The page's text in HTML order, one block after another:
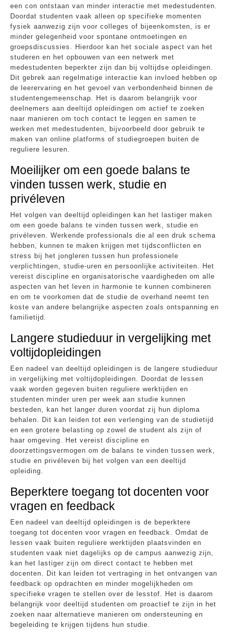
een con ontstaan van minder interactie met medestudenten.
Doordat studenten vaak alleen op specifieke momenten
fysiek aanwezig zijn voor colleges of bijeenkomsten, is er
minder gelegenheid voor spontane ontmoetingen en
groepsdiscussies. Hierdoor kan het sociale aspect van het
studeren en het opbouwen van een netwerk met
medestudenten beperkter zijn dan bij voltijdse opleidingen.
Dit gebrek aan regelmatige interactie kan invloed hebben op
de leerervaring en het gevoel van verbondenheid binnen de
studentengemeenschap. Het is daarom belangrijk voor
deelnemers aan deeltijd opleidingen om actief te zoeken
naar manieren om toch contact te leggen en samen te
werken met medestudenten, bijvoorbeeld door gebruik te
maken van online platforms of studiegroepen buiten de
reguliere lesuren.
Moeilijker om een goede balans te
vinden tussen werk, studie en
privéleven
Het volgen van deeltijd opleidingen kan het lastiger maken
om een goede balans te vinden tussen werk, studie en
privéleven. Werkende professionals die al een druk schema
hebben, kunnen te maken krijgen met tijdsconflicten en
stress bij het jongleren tussen hun professionele
verplichtingen, studie-uren en persoonlijke activiteiten. Het
vereist discipline en organisatorische vaardigheden om alle
aspecten van het leven in harmonie te kunnen combineren
en om te voorkomen dat de studie de overhand neemt ten
koste van andere belangrijke aspecten zoals ontspanning en
familietijd.
Langere studieduur in vergelijking met
voltijdopleidingen
Een nadeel van deeltijd opleidingen is de langere studieduur
in vergelijking met voltijdopleidingen. Doordat de lessen
vaak worden gegeven buiten reguliere werktijden en
studenten minder uren per week aan studie kunnen
besteden, kan het langer duren voordat zij hun diploma
behalen. Dit kan leiden tot een verlenging van de studietijd
en een grotere belasting op zowel de student als zijn of
haar omgeving. Het vereist discipline en
doorzettingsvermogen om de balans te vinden tussen werk,
studie en privéleven bij het volgen van een deeltijd
opleiding.
Beperktere toegang tot docenten voor
vragen en feedback
Een nadeel van deeltijd opleidingen is de beperktere
toegang tot docenten voor vragen en feedback. Omdat de
lessen vaak buiten reguliere werktijden plaatsvinden en
studenten vaak niet dagelijks op de campus aanwezig zijn,
kan het lastiger zijn om direct contact te hebben met
docenten. Dit kan leiden tot vertraging in het ontvangen van
feedback op opdrachten en minder mogelijkheden om
specifieke vragen te stellen over de lesstof. Het is daarom
belangrijk voor deeltijd studenten om proactief te zijn in het
zoeken naar alternatieve manieren om ondersteuning en
begeleiding te krijgen tijdens hun studie.